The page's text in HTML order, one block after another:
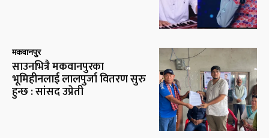
मकवानपुर
साउनभित्रै मकवानपुरका
भूमिहीनलाई लालपुर्जा वितरण सुरु
हुन्छ : सांसद उप्रेती